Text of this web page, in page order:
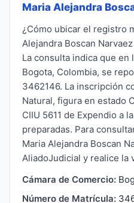
Maria Alejandra
¿Cómo ubicar el registro
Alejandra Boscan
La consulta indica que en
Bogota, Colombia, se
3462146. La inscripción
Natural, figura en estado
CIIU 5611 de Expendio a
preparadas. Para
Maria Alejandra Boscan
AliadoJudicial y realice la
Cámara de Comercio:
Número de Matrícula: